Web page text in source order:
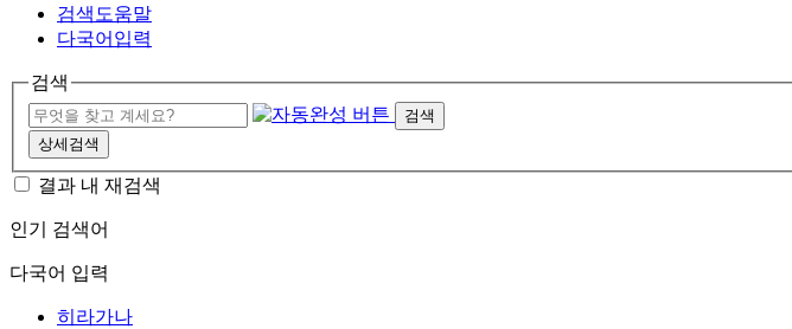
검색도움말
다국어입력
검색
검색
상세검색
결과 내 재검색
인기 검색어
다국어 입력
히라가나